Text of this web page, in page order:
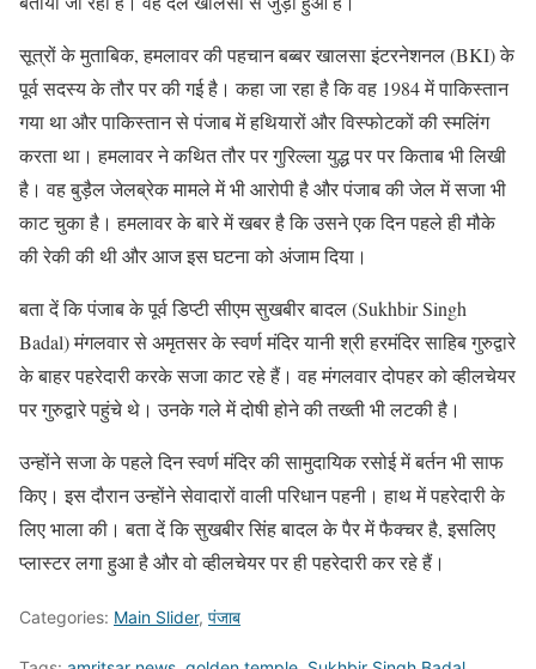
सूत्रों के मुताबिक, हमलावर की पहचान बब्बर खालसा इंटरनेशनल (BKI) के
पूर्व सदस्य के तौर पर की गई है। कहा जा रहा है कि वह 1984 में पाकिस्तान
गया था और पाकिस्तान से पंजाब में हथियारों और विस्फोटकों की स्मलिंग
करता था। हमलावर ने कथित तौर पर गुरिल्ला युद्ध पर पर किताब भी लिखी
है। वह बुड़ैल जेलब्रेक मामले में भी आरोपी है और पंजाब की जेल में सजा भी
काट चुका है। हमलावर के बारे में खबर है कि उसने एक दिन पहले ही मौके
की रेकी की थी और आज इस घटना को अंजाम दिया।
बता दें कि पंजाब के पूर्व डिप्टी सीएम सुखबीर बादल (Sukhbir Singh
Badal) मंगलवार से अमृतसर के स्वर्ण मंदिर यानी श्री हरमंदिर साहिब गुरुद्वारे
के बाहर पहरेदारी करके सजा काट रहे हैं। वह मंगलवार दोपहर को व्हीलचेयर
पर गुरुद्वारे पहुंचे थे। उनके गले में दोषी होने की तख्ती भी लटकी है।
उन्होंने सजा के पहले दिन स्वर्ण मंदिर की सामुदायिक रसोई में बर्तन भी साफ
किए। इस दौरान उन्होंने सेवादारों वाली परिधान पहनी। हाथ में पहरेदारी के
लिए भाला की। बता दें कि सुखबीर सिंह बादल के पैर में फैक्चर है, इसलिए
प्लास्टर लगा हुआ है और वो व्हीलचेयर पर ही पहरेदारी कर रहे हैं।
Categories: Main Slider, पंजाब